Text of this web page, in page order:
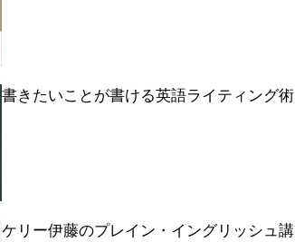
書きたいことが書ける英語ライティング術
ケリー伊藤のプレイン・イングリッシュ講